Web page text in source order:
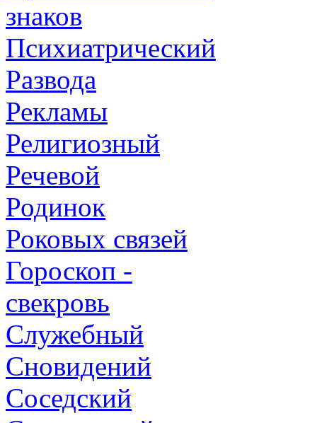
знаков
Психиатрический
Развода
Рекламы
Религиозный
Речевой
Родинок
Роковых связей
Гороскоп -
свекровь
Служебный
Сновидений
Соседский